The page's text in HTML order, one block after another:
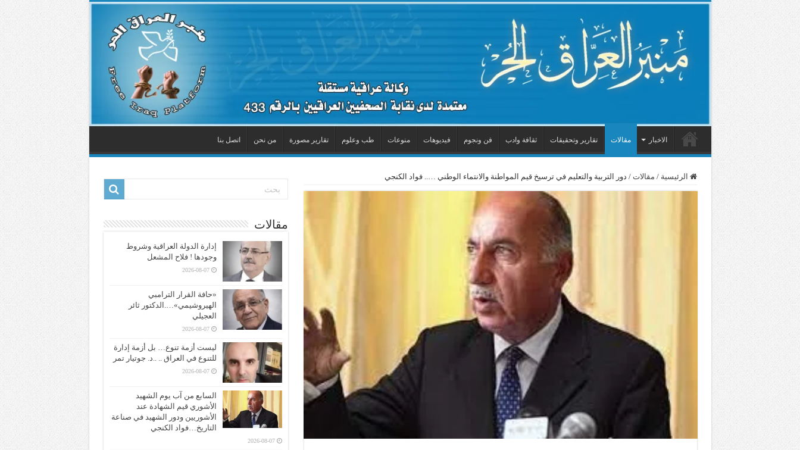
الاخبار مقالات تقارير وتحقيقات ثقافة وادب فن ونجوم فيديوهات منوعات طب وعلوم تقارير مصورة من نحن اتصل بنا
الرئيسية / مقالات / دور التربية والتعليم في ترسيخ قيم المواطنة والانتماء الوطني ….. فواد الكنجي
مقالات
إدارة الدولة العراقية وشروط
وجودها ! فلاح المشعل
2026-08-07
«حافة القرار الترامبي
الهيروشيمي»….الدكتور ثائر
العجيلي
2026-08-07
ليست أزمة تنوع… بل أزمة إدارة
للتنوع في العراق .. ..د. جوتيار تمر
2026-08-07
السابع من آب يوم الشهيد
الأشوري قيم الشهادة عند
الأشوريين ودور الشهيد في صناعة
التاريخ…فواد الكنجي
2026-08-07